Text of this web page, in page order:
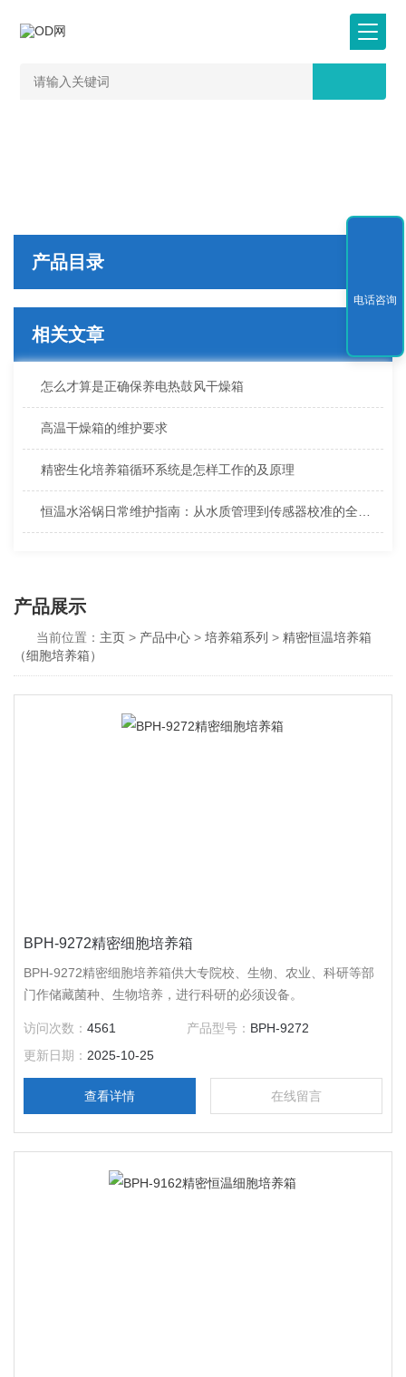
产品目录
相关文章
怎么才算是正确保养电热鼓风干燥箱
高温干燥箱的维护要求
精密生化培养箱循环系统是怎样工作的及原理
恒温水浴锅日常维护指南：从水质管理到传感器校准的全面攻略
产品展示
当前位置： 主页> 产品中心>培养箱系列 >精密恒温培养箱
（细胞培养箱）
BPH-9272精密细胞培养箱
BPH-9272精密细胞培养箱供大专院校、生物、农业、科研等部
门作储藏菌种、生物培养，进行科研的必须设备。
访问次数：4561 产品型号： BPH-9272
更新日期： 2025-10-25
查看详情 在线留言
电话咨询